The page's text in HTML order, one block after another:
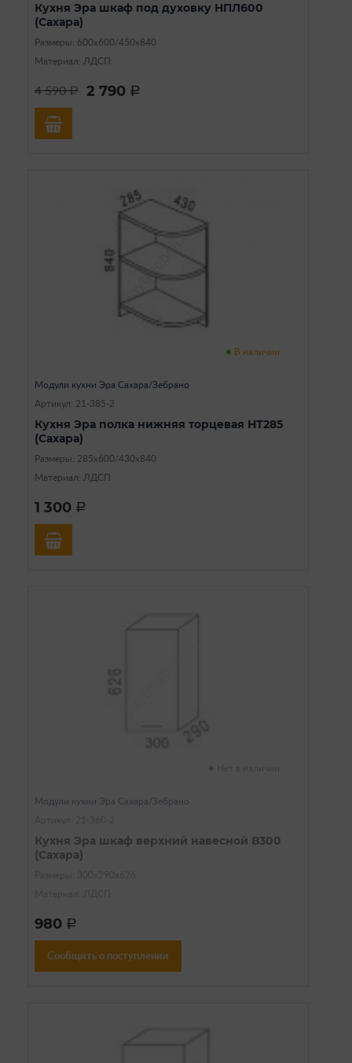
Кухня Эра шкаф под духовку НПЛ600
(Сахара)
Размеры: 600х600/450х840
Материал: ЛДСП
4 590a 2 790 a
В наличии
Модули кухни Эра Сахара/Зебрано
Артикул: 21-385-2
Кухня Эра полка нижняя торцевая НТ285
(Сахара)
Размеры: 285х600/430х840
Материал: ЛДСП
1 300 a
Модули кухни Эра Сахара/Зебрано
Кухня Эра шкаф верхний навесной В300
(Сахара)
980 a
Сообщить о поступлении